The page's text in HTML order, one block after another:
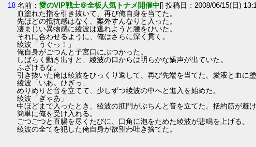
18 名前：愛のVIP戦士＠全板人気トナメ開催中[] 投稿日：2008/06/15(日)
血塗れた指を引き抜いて、再び俺自身を当てた。
先ほどの抵抗感はなく、案外すんなりと入った。
凄まじい異物感に綾波は逃れようと腰をひいた。
それに合わせるように、俺はさらに深く貫く。
綾波「うぐっ！」
俺自身がごつんと子宮口にぶつかった。
しばらく動き出すと、綾波の口からは明らかな嬌声が出ていた。
ふざけるな。
引き抜いた俺は綾波をひっくり返して、再び先端を当てた。愛液と血に塗
綾波「いあ。ひぎっ」
めりめりと音を立てて、少しずつ綾波の中へと進入を始めた。
綾波「ぎゃあ」
中ほどまで入ったとき、綾波の肛門がぶちんと音を立てた。括約筋が避け
簡単に俺を受け入れる。
ごつごつと直腸を尽くたびに、口角に泡をためた綾波が悲鳴を上げる。
綾波の全てを犯した俺自身が欲望わ吐き捨てた。